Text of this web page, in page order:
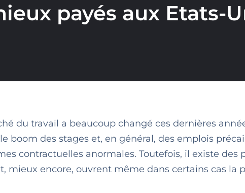
payés aux Etats-
du travail a beaucoup changé ces dernières
boom des stages et, en général, des emplois
contractuelles anormales. Toutefois, il existe des
mieux encore, ouvrent même dans certains cas la